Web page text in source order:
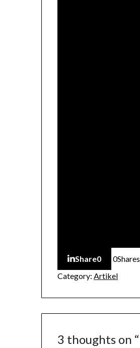
Share0 0Shares
Category: Artikel
3 thoughts on “